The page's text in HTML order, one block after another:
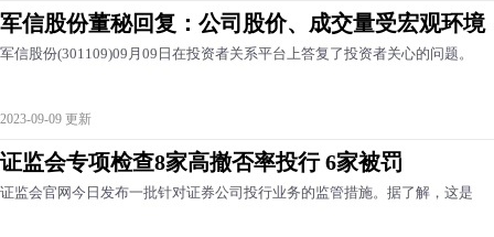
军信股份董秘回复：公司股价、成交量受宏观环境
军信股份(301109)09月09日在投资者关系平台上答复了投资者关心的问题。
2023-09-09 更新
证监会专项检查8家高撤否率投行 6家被罚
证监会官网今日发布一批针对证券公司投行业务的监管措施。据了解，这是